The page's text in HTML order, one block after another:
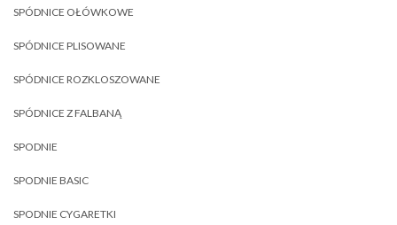
SPÓDNICE OŁÓWKOWE
SPÓDNICE PLISOWANE
SPÓDNICE ROZKLOSZOWANE
SPÓDNICE Z FALBANĄ
SPODNIE
SPODNIE BASIC
SPODNIE CYGARETKI